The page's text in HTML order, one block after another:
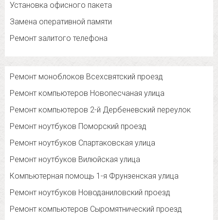
Установка офисного пакета
Замена оперативной памяти
Ремонт залитого телефона
Ремонт моноблоков Всехсвятский проезд
Ремонт компьютеров Новопесчаная улица
Ремонт компьютеров 2-й Дербеневский переулок
Ремонт ноутбуков Поморский проезд
Ремонт ноутбуков Спартаковская улица
Ремонт ноутбуков Вилюйская улица
Компьютерная помощь 1-я Фрунзенская улица
Ремонт ноутбуков Новоданиловский проезд
Ремонт компьютеров Сыромятнический проезд